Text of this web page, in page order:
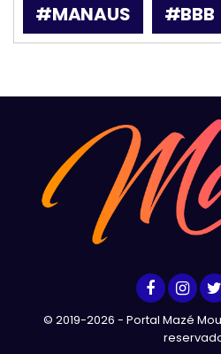
#MANAUS
#BBB
© 2019-2026 - Portal Mazé